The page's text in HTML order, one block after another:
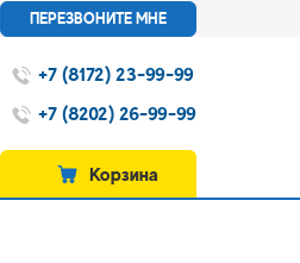
ПЕРЕЗВОНИТЕ МНЕ
+7 (8172) 23-99-99
+7 (8202) 26-99-99
Корзина